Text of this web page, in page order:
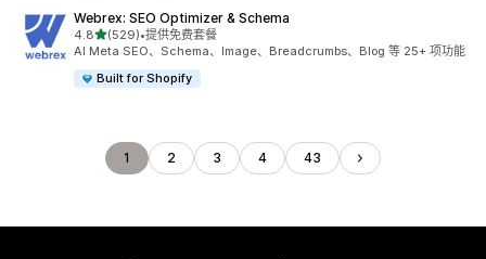
Webrex: SEO Optimizer & Schema
4.8星（满分 5 星）
(529)
总共 529 条评论
•提供免费套餐
AI Meta SEO、Schema、Image、Breadcrumbs、Blog 等 25+ 项功能
Built for Shopify
1 2 3 4 43